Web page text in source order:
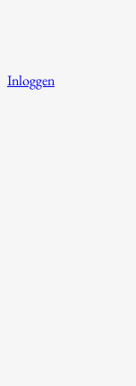
Inloggen